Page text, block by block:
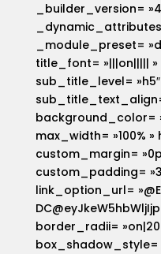
_builder_version=
_module_preset=
title_font= »|||on|||||
sub_title_level= »h5″
background_color=
max_width= »100% »
custom_margin=
custom_padding=
link_option_url=
border_radii=
box_shadow_style=